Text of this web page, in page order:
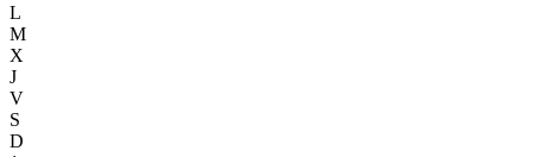
L
M
X
J
V
S
D